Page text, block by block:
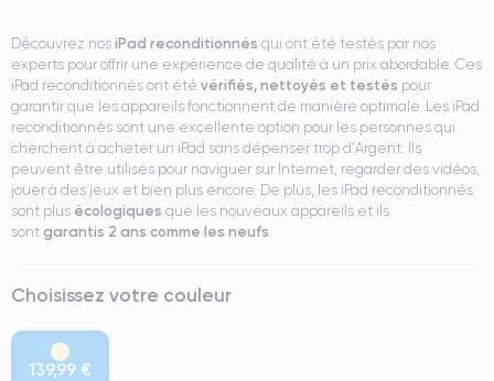
Découvrez nos iPad reconditionnés qui ont été testés par nos
experts pour offrir une expérience de qualité à un prix abordable. Ces
iPad reconditionnés ont été vérifiés, nettoyés et testés pour
garantir que les appareils fonctionnent de manière optimale. Les iPad
reconditionnés sont une excellente option pour les personnes qui
cherchent à acheter un iPad sans dépenser trop d'Argent. Ils
peuvent être utilisés pour naviguer sur Internet, regarder des vidéos,
jouer à des jeux et bien plus encore. De plus, les iPad reconditionnés
sont plus écologiques que les nouveaux appareils et ils
sont garantis 2 ans comme les neufs
Choisissez votre couleur
139,99 €